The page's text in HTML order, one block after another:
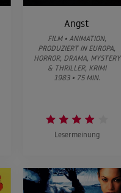
Angst
FILM • ANIMATION,
PRODUZIERT IN EUROPA,
HORROR, DRAMA, MYSTERY
& THRILLER, KRIMI
1983 • 75 MIN.
Lesermeinung